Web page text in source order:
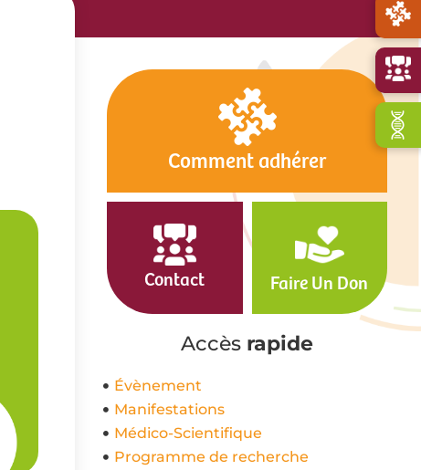
Comment adhérer
Contact Faire Un Don
Accès rapide
Évènement
Manifestations
Médico-Scientifique
Programme de recherche